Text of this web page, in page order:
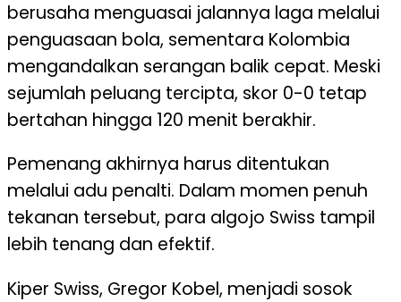
berusaha menguasai jalannya laga melalui
penguasaan bola, sementara Kolombia
mengandalkan serangan balik cepat. Meski
sejumlah peluang tercipta, skor 0-0 tetap
bertahan hingga 120 menit berakhir.
Pemenang akhirnya harus ditentukan
melalui adu penalti. Dalam momen penuh
tekanan tersebut, para algojo Swiss tampil
lebih tenang dan efektif.
Kiper Swiss, Gregor Kobel, menjadi sosok